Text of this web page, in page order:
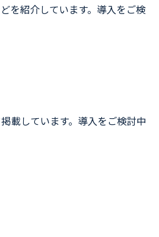
を紹介しています。導入をご検
載しています。導入をご検討中